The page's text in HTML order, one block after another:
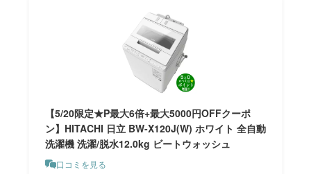
【5/20限定★P最大6倍+最大5000円OFFクーポ
ン】HITACHI 日立 BW-X120J(W) ホワイト 全自動
洗濯機 洗濯/脱水12.0kg ビートウォッシュ
口コミを見る